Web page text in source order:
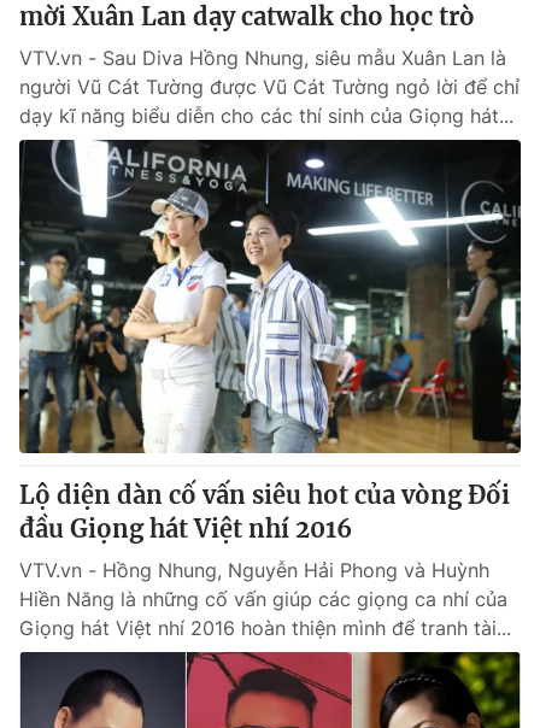
mời Xuân Lan dạy catwalk cho học trò
VTV.vn - Sau Diva Hồng Nhung, siêu mẫu Xuân Lan là
người Vũ Cát Tường được Vũ Cát Tường ngỏ lời để chỉ
dạy kĩ năng biểu diễn cho các thí sinh của Giọng hát...
Lộ diện dàn cố vấn siêu hot của vòng Đối
đầu Giọng hát Việt nhí 2016
VTV.vn - Hồng Nhung, Nguyễn Hải Phong và Huỳnh
Hiền Năng là những cố vấn giúp các giọng ca nhí của
Giọng hát Việt nhí 2016 hoàn thiện mình để tranh tài...